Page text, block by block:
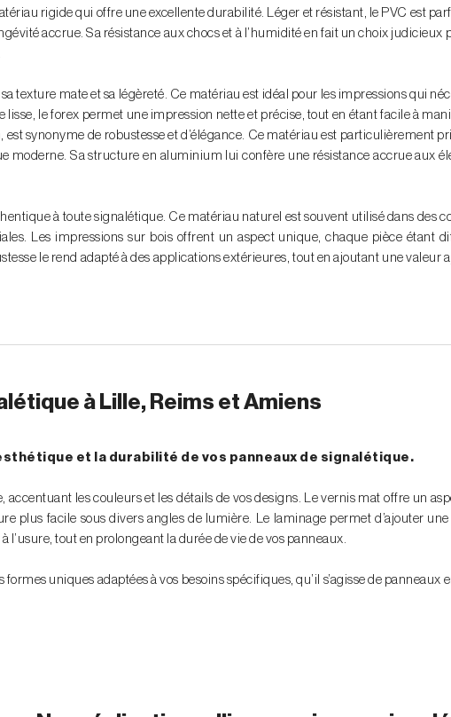
rigide qui offre une excellente durabilité. Léger et résistant, le PVC est
accrue. Sa résistance aux chocs et à l’humidité en fait un choix judicieux
texture mate et sa légèreté. Ce matériau est idéal pour les impressions qui
lisse, le forex permet une impression nette et précise, tout en étant facile à
synonyme de robustesse et d’élégance. Ce matériau est particulièrement
moderne. Sa structure en aluminium lui confère une résistance accrue aux
à toute signalétique. Ce matériau naturel est souvent utilisé dans des
Les impressions sur bois offrent un aspect unique, chaque pièce étant
le rend adapté à des applications extérieures, tout en ajoutant une valeur
à Lille, Reims et Amiens
et la durabilité de vos panneaux de signalétique.
accentuant les couleurs et les détails de vos designs. Le vernis mat offre un
plus facile sous divers angles de lumière. Le laminage permet d’ajouter
tout en prolongeant la durée de vie de vos panneaux.
uniques adaptées à vos besoins spécifiques, qu’il s’agisse de panneaux